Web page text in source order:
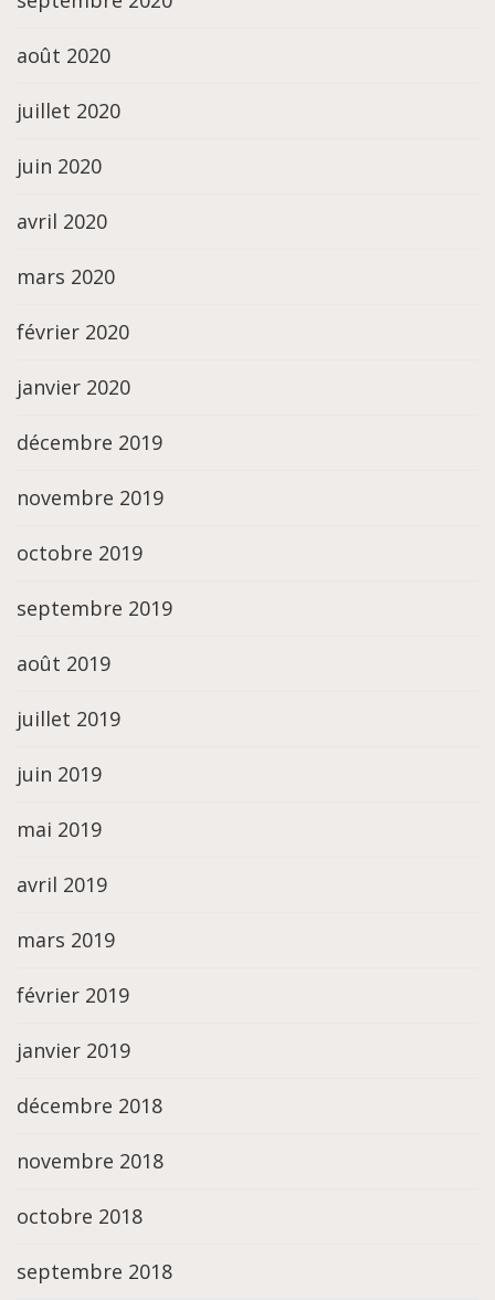
août 2020
juillet 2020
juin 2020
avril 2020
mars 2020
février 2020
janvier 2020
décembre 2019
novembre 2019
octobre 2019
septembre 2019
août 2019
juillet 2019
juin 2019
mai 2019
avril 2019
mars 2019
février 2019
janvier 2019
décembre 2018
novembre 2018
octobre 2018
septembre 2018